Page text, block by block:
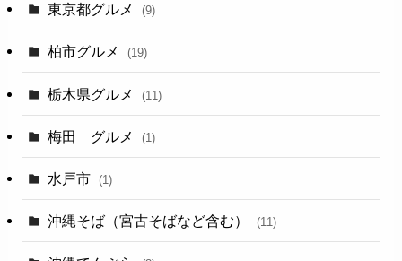
東京都グルメ (9)
柏市グルメ (19)
栃木県グルメ (11)
梅田 グルメ (1)
水戸市 (1)
沖縄そば（宮古そばなど含む） (11)